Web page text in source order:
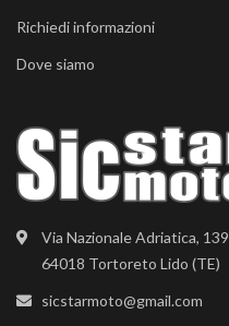
Via Nazionale Adriatica, 139
64018 Tortoreto Lido (TE)
sicstarmoto@gmail.com
Richiedi informazioni
Dove siamo